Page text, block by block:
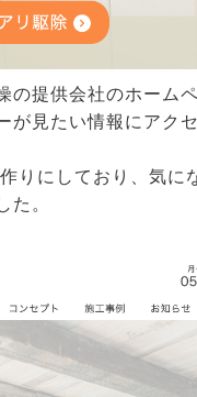
提供会社のホーム
が見たい情報にアク
りにしており、気に
。